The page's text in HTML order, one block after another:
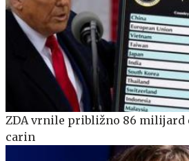
ZDA vrnile približno 86 milijard
carin